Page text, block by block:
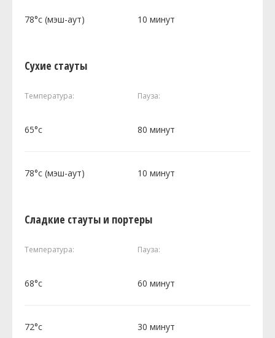
78°c (мэш-аут) 10 минут
Сухие стауты
Температура: Пауза:
65°c 80 минут
78°c (мэш-аут) 10 минут
Сладкие стауты и портеры
Температура: Пауза:
68°c 60 минут
72°c 30 минут